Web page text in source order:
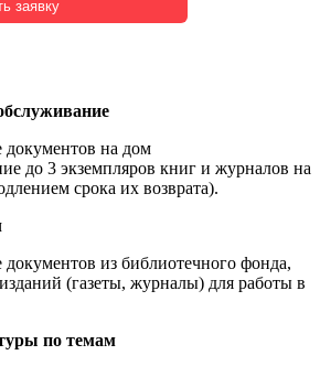
документов на дом
до 3 экземпляров книг и журналов на
срока их возврата).
документов из библиотечного фонда,
(газеты, журналы) для работы в
по темам